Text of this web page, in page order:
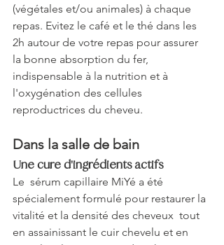
(végétales et/ou animales) à chaque
repas. Evitez le café et le thé dans les
2h autour de votre repas pour assurer
la bonne absorption du fer,
indispensable à la nutrition et à
l'oxygénation des cellules
reproductrices du cheveu.
Dans la salle de bain
Une cure d'ingrédients actifs
Le  sérum capillaire MiYé a été
spécialement formulé pour restaurer la
vitalité et la densité des cheveux  tout
en assainissant le cuir chevelu et en